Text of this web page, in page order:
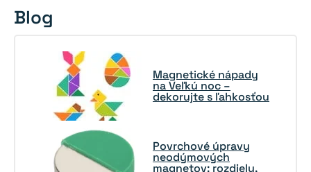
Blog
Magnetické nápady
na Veľkú noc –
dekorujte s ľahkosťou
Povrchové úpravy
neodýmových
magnetov: rozdiely,